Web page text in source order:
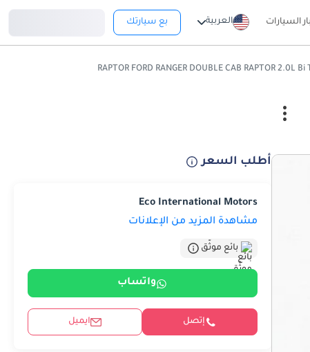
السيارات العربية بع سيارتك
أطلب السعر
Eco International Motors
مشاهدة المزيد من الإعلانات
بائع موثّق
واتساب
إتصل ايميل